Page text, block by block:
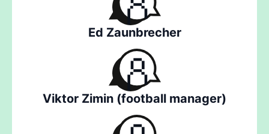
Ed Zaunbrecher
Viktor Zimin (football manager)